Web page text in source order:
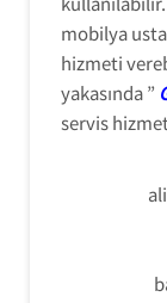
mobilya
hizmeti
yakasında ”
servis